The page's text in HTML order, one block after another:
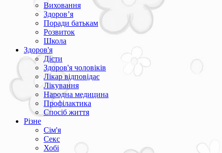
Виховання
Здоров’я
Поради батькам
Розвиток
Школа
Здоров'я
Дієти
Здоров'я чоловіків
Лікар відповідає
Лікування
Народна медицина
Профілактика
Спосіб життя
Різне
Сім'я
Секс
Хобі